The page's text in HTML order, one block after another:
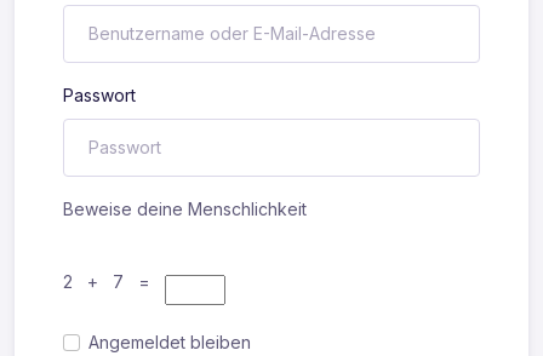
Passwort
Beweise deine Menschlichkeit
2 + 7 =
Angemeldet bleiben